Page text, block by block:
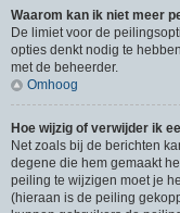
Waarom kan ik niet meer
De limiet voor de
opties denkt nodig te
met de beheerder.
Omhoog
Hoe wijzig of verwijder ik
Net zoals bij de berichten
degene die hem gemaakt
peiling te wijzigen moet je
(hieraan is de peiling